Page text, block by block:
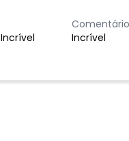
Incrível
Incrível